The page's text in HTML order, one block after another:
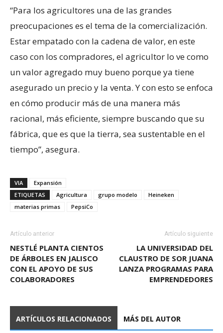
“Para los agricultores una de las grandes
preocupaciones es el tema de la comercialización.
Estar empatado con la cadena de valor, en este
caso con los compradores, el agricultor lo ve como
un valor agregado muy bueno porque ya tiene
asegurado un precio y la venta. Y con esto se enfoca
en cómo producir más de una manera más
racional, más eficiente, siempre buscando que su
fábrica, que es que la tierra, sea sustentable en el
tiempo”, asegura.
VIA
Expansión
ETIQUETAS
Agricultura grupo modelo
Heineken
materias primas
PepsiCo
Artículo anterior
NESTLÉ PLANTA CIENTOS
DE ÁRBOLES EN JALISCO
CON EL APOYO DE SUS
COLABORADORES
Artículo siguiente
LA UNIVERSIDAD DEL
CLAUSTRO DE SOR JUANA
LANZA PROGRAMAS PARA
EMPRENDEDORES
ARTÍCULOS RELACIONADOS MÁS DEL AUTOR